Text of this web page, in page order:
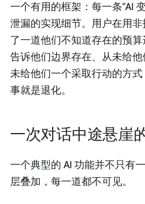
一个有用的框架：每一条"AI
泄漏的实现细节。用户在用
了一道他们不知道存在的预
告诉他们边界存在、从未给
未给他们一个采取行动的方
事就是退化。
一次对话中途悬崖
一个典型的 AI 功能并不只有
层叠加，每一道都不可见。